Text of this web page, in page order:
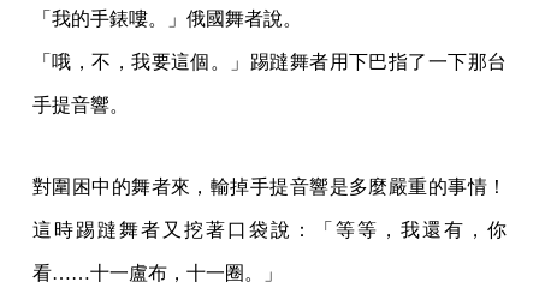
「我的手錶嘍。」俄國舞者說。
「哦，不，我要這個。」踢躂舞者用下巴指了一下那台
手提音響。
對圍困中的舞者來，輸掉手提音響是多麼嚴重的事情！
這時踢躂舞者又挖著口袋說：「等等，我還有，你
看……十一盧布，十一圈。」